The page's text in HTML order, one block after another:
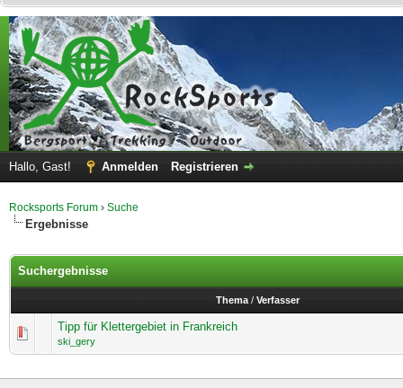
Hallo, Gast! Anmelden Registrieren
Rocksports Forum › Suche
Ergebnisse
Suchergebnisse
Thema / Verfasser
Tipp für Klettergebiet in Frankreich
ski_gery